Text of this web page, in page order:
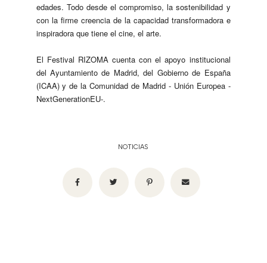
edades. Todo desde el compromiso, la sostenibilidad y
con la firme creencia de la capacidad transformadora e
inspiradora que tiene el cine, el arte.
El Festival RIZOMA cuenta con el apoyo institucional
del Ayuntamiento de Madrid, del Gobierno de España
(ICAA) y de la Comunidad de Madrid - Unión Europea -
NextGenerationEU-.
NOTICIAS